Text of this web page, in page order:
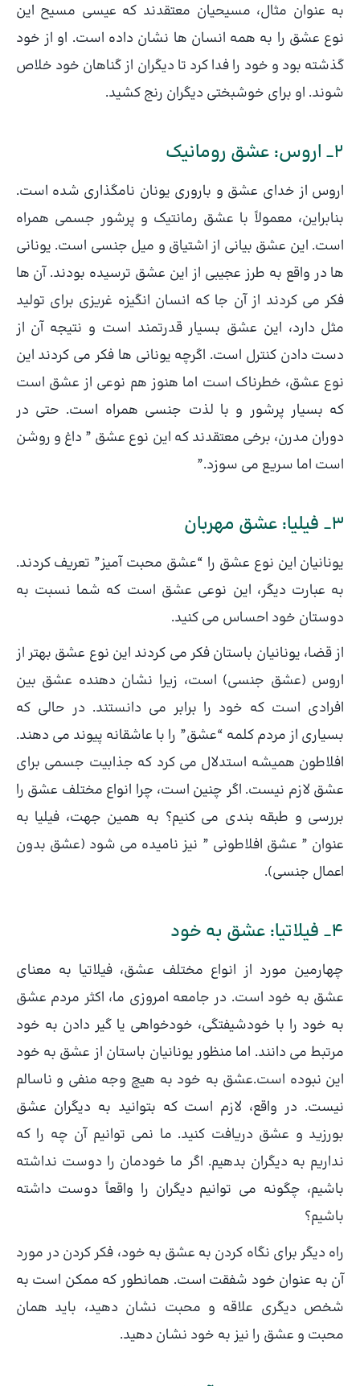
به عنوان مثال، مسیحیان معتقدند که عیسی مسیح این
نوع عشق را به همه انسان ها نشان داده است. او از خود
گذشته بود و خود را فدا کرد تا دیگران از گناهان خود خلاص
شوند. او برای خوشبختی دیگران رنج کشید.
2­_ اروس: عشق رومانیک
اروس از خدای عشق و باروری یونان نامگذاری شده است.
بنابراین، معمولاً با عشق رمانتیک و پرشور جسمی همراه
است. این عشق بیانی از اشتیاق و میل جنسی است. یونانی
ها در واقع به طرز عجیبی از این عشق ترسیده بودند. آن ها
فکر می کردند از آن جا که انسان انگیزه غریزی برای تولید
مثل دارد، این عشق بسیار قدرتمند است و نتیجه آن از
دست دادن کنترل است. اگرچه یونانی ها فکر می کردند این
نوع عشق، خطرناک است اما هنوز هم نوعی از عشق است
که بسیار پرشور و با لذت جنسی همراه است. حتی در
دوران مدرن، برخی معتقدند که این نوع عشق ” داغ و روشن
است اما سریع می سوزد.”
3_ فیلیا: عشق مهربان
یونانیان این نوع عشق را “عشق محبت آمیز” تعریف کردند.
به عبارت دیگر، این نوعی عشق است که شما نسبت به
دوستان خود احساس می کنید.
از قضا، یونانیان باستان فکر می کردند این نوع عشق بهتر از
اروس (عشق جنسی) است، زیرا نشان دهنده عشق بین
افرادی است که خود را برابر می دانستند. در حالی که
بسیاری از مردم کلمه “عشق” را با عاشقانه پیوند می دهند.
افلاطون همیشه استدلال می کرد که جذابیت جسمی برای
عشق لازم نیست. اگر چنین است، چرا انواع مختلف عشق را
بررسی و طبقه بندی می کنیم؟ به همین جهت، فیلیا به
عنوان ” عشق افلاطونی ” نیز نامیده می شود (عشق بدون
اعمال جنسی).
4_ فیلاتیا: عشق به خود
چهارمین مورد از انواع مختلف عشق، فیلاتیا به معنای
عشق به خود است. در جامعه امروزی ما، اکثر مردم عشق
به خود را با خودشیفتگی، خودخواهی یا گیر دادن به خود
مرتبط می دانند. اما منظور یونانیان باستان از عشق به خود
این نبوده است.عشق به خود به هیچ وجه منفی و ناسالم
نیست. در واقع، لازم است که بتوانید به دیگران عشق
بورزید و عشق دریافت کنید. ما نمی توانیم آن چه را که
نداریم به دیگران بدهیم. اگر ما خودمان را دوست نداشته
باشیم، چگونه می توانیم دیگران را واقعاً دوست داشته
باشیم؟
راه دیگر برای نگاه کردن به عشق به خود، فکر کردن در مورد
آن به عنوان خود شفقت است. همانطور که ممکن است به
شخص دیگری علاقه و محبت نشان دهید، باید همان
محبت و عشق را نیز به خود نشان دهید.